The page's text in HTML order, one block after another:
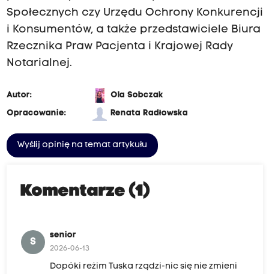
Społecznych czy Urzędu Ochrony Konkurencji
i Konsumentów, a także przedstawiciele Biura
Rzecznika Praw Pacjenta i Krajowej Rady
Notarialnej.
Autor:
Ola Sobczak
Opracowanie:
Renata Radłowska
Wyślij opinię na temat artykułu
Komentarze (1)
S
senior
2026-06-13
Dopóki reżim Tuska rządzi-nic się nie zmieni